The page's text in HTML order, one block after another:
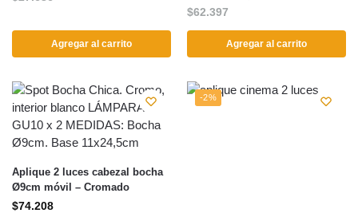
Agregar al carrito
$62.397
Agregar al carrito
Aplique 2 luces cabezal bocha
Ø9cm móvil – Cromado
$74.208
-2%